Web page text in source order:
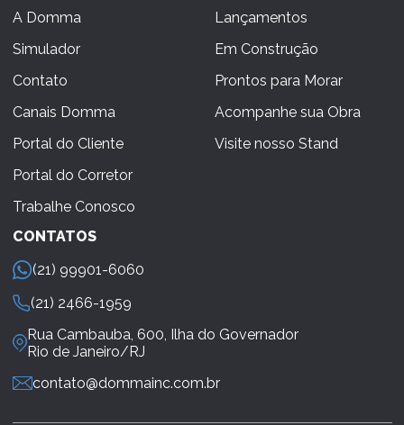
A Domma
Simulador
Contato
Canais Domma
Portal do Cliente
Portal do Corretor
Trabalhe Conosco
Lançamentos
Em Construção
Prontos para Morar
Acompanhe sua Obra
Visite nosso Stand
CONTATOS
(21) 99901-6060
(21) 2466-1959
Rua Cambauba, 600, Ilha do Governador
Rio de Janeiro/RJ
contato@dommainc.com.br